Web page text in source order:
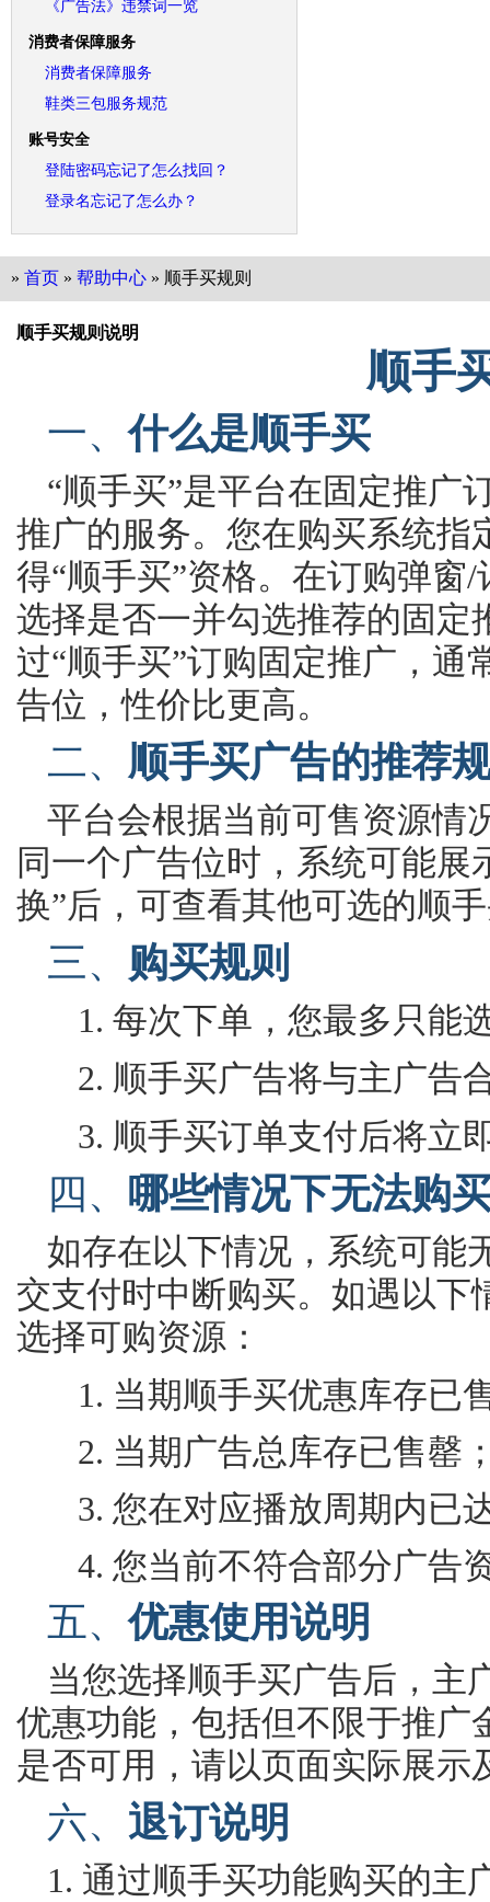
《广告法》违禁词一览
消费者保障服务
消费者保障服务
鞋类三包服务规范
账号安全
登陆密码忘记了怎么找回？
登录名忘记了怎么办？
» 首页 » 帮助中心 » 顺手买规则
顺手买规则说明
顺手
一、什么是顺手买
“顺手买”是平台在固定推广
推广的服务。 您在购买系统指
得“顺手买”资格。在订购弹窗
选择是否一并勾选推荐的固定
过“顺手买”订购固定推广， 通
告位，性价比更高。
二、 顺手买广告的推荐
平台会根据当前可售资源情
同一个广告位时， 系统可能展
换”后，可查看其他可选的顺
三、 购买规则
1. 每次下单 ， 您最多只能
2. 顺手买广告将与主广告
3. 顺手买订单支付后将立
四、 哪些情况下无法购
如存在以下情况，系统可能
交支付时中断购买。 如遇以下
选择可购资源 ：
1. 当期顺手买优惠库存已
2. 当期广告总库存已售罄
3. 您在对应播放周期内已
4. 您当前不符合部分广告
五、优惠使用说明
当您选择顺手买广告后，主
优惠功能，包括但不限于推广
是否可用，请以页面实际展示
六、 退订说明
1. 通过顺手买功能购买的主